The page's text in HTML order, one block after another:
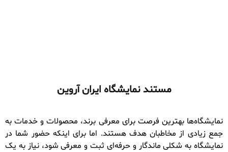
مستند نمایشگاه ایران آروین
نمایشگاه‌ها بهترین فرصت برای معرفی برند، محصولات و خدمات به
جمع زیادی از مخاطبان هدف هستند. اما برای اینکه حضور شما در
نمایشگاه به شکلی ماندگار و حرفه‌ای ثبت و معرفی شود، نیاز به یک